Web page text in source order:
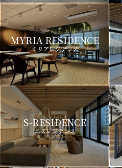
MYRIA RESIDENCE
ミリアレジデンス
S-RESIDENCE
エスレジデンス